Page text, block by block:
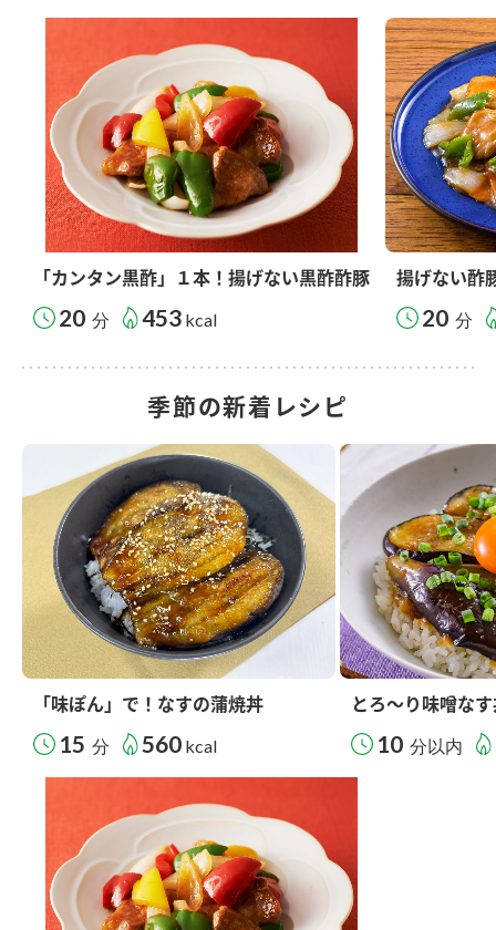
「カンタン黒酢」１本！揚げない黒酢酢豚
20 分 453 kcal
揚げない酢
20 分
季節の新着レシピ
「味ぽん」で！なすの蒲焼丼
15 分 560 kcal
とろ～り味噌な
10 分以内